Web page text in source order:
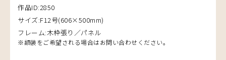
作品ID:2850
サイズ:F12号(606×500mm)
フレーム:木枠張り／パネル
※額装をご希望される場合はお問い合わせください。